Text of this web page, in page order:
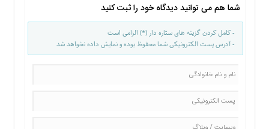
شما هم می توانید دیدگاه خود را ثبت کنید
- کامل کردن گزینه های ستاره دار (*) الزامی است
- آدرس پست الکترونیکی شما محفوظ بوده و نمایش داده نخواهد شد